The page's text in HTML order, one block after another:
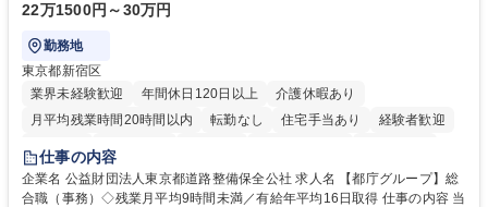
22万1500円～30万円
勤務地
東京都新宿区
業界未経験歓迎
年間休日120日以上
介護休暇あり
月平均残業時間20時間以内
転勤なし 住宅手当あり
経験者歓迎
研修あり
退職金あり
駅近5分以内
資格取得手当あり 食事補助あり
仕事の内容
企業名 公益財団法人東京都道路整備保全公社 求人名 【都庁グループ】総
合職（事務）◇残業月平均9時間未満／有給年平均16日取得 仕事の内容 当